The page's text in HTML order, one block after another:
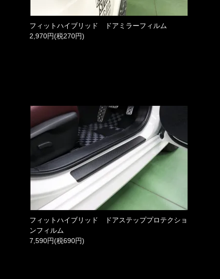
フィットハイブリッド ドアミラーフィルム
2,970円(税270円)
フィットハイブリッド ドアステッププロテクショ
ンフィルム
7,590円(税690円)